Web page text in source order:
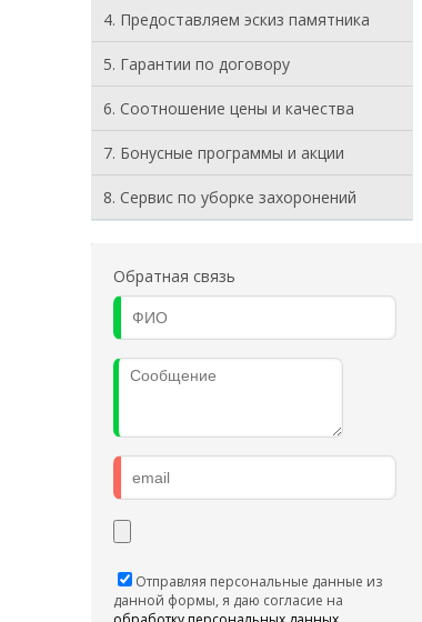
4. Предоставляем эскиз памятника
5. Гарантии по договору
6. Соотношение цены и качества
7. Бонусные программы и акции
8. Cервис по уборке захоронений
Обратная связь
Отправляя персональные данные из
данной формы, я даю согласие на